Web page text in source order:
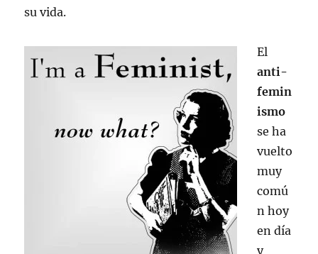
su vida.
El
anti-
femin
ismo
se ha
vuelto
muy
comú
n hoy
en día
y